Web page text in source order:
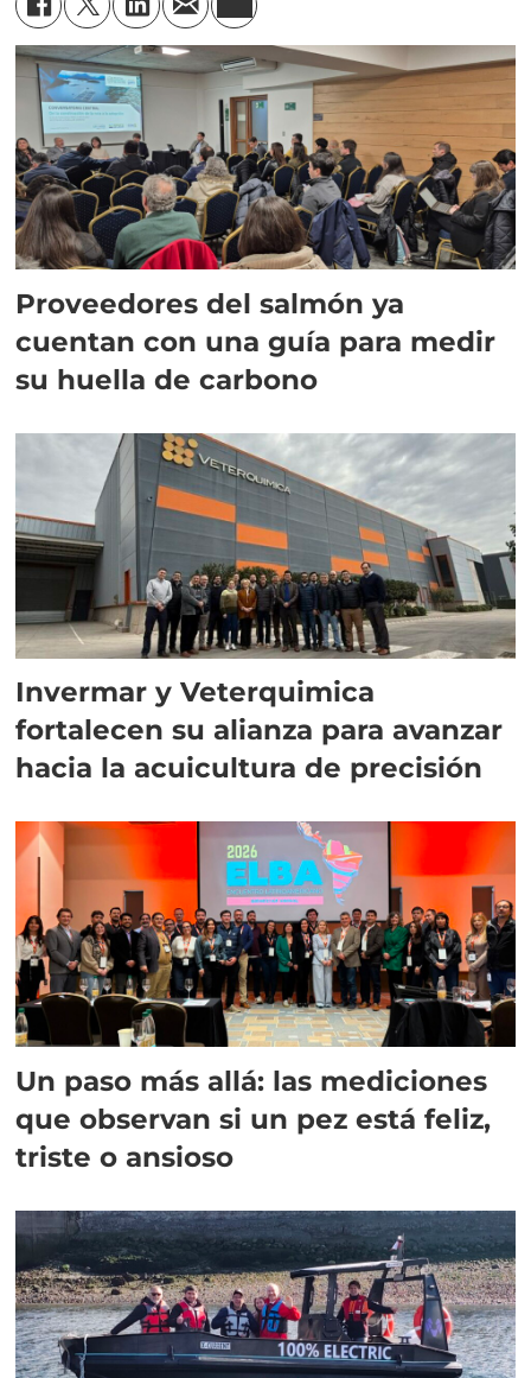
Proveedores del salmón ya
cuentan con una guía para medir
su huella de carbono
Invermar y Veterquimica
fortalecen su alianza para avanzar
hacia la acuicultura de precisión
Un paso más allá: las mediciones
que observan si un pez está feliz,
triste o ansioso